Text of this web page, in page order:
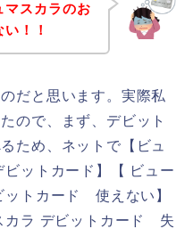
マスカラのお
！！
だと思います。実際私
ので、まず、デビット
ため、ネットで【ビュ
ットカード】【 ビュー
ットカード 使えない】
カラ デビットカード 失